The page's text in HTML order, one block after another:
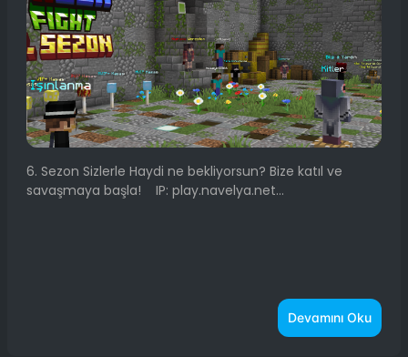
6. Sezon Sizlerle Haydi ne bekliyorsun? Bize katıl ve
savaşmaya başla! IP: play.navelya.net...
Devamını Oku